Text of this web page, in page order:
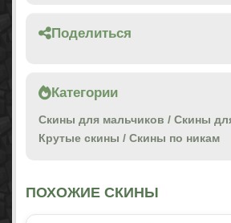
Поделиться
Категории
Скины для мальчиков / Скины
Крутые скины / Скины по никам
ПОХОЖИЕ СКИНЫ